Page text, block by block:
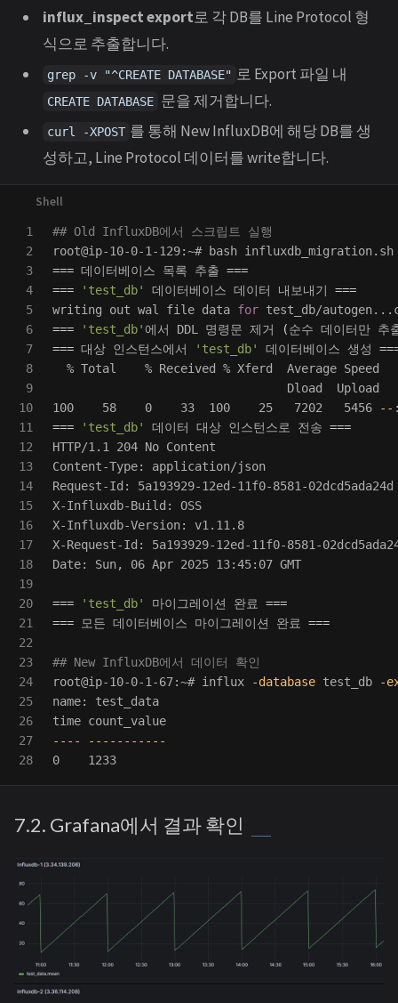
influx_inspect export로 각 DB를 Line Protocol 형
식으로 추출합니다.
grep -v "^CREATE DATABASE" 로 Export 파일 내
CREATE DATABASE 문을 제거합니다.
curl -XPOST 를 통해 New InfluxDB에 해당 DB를 생
성하고, Line Protocol 데이터를 write합니다.
1
2
3
4
5
6
7
8
9
10
11
12
13
14
15
16
17
18
19
20
21
22
23
24
25
26
27
## Old InfluxDB에서 스크립트 실행
=== 데이터베이스 목록 추출 ===
===
'test_db' 데이터베이스 데이터 내보내기 ===
writing out wal file data for
===
'test_db' 에서 DDL 명령문 제거 (순수 데이터만 추
=== 대상 인스턴스에서 'test_db' 데이터베이스 생성
% Total    % Received % Xferd  Average Speed
Dload  Upload
100    58    0    33  100    25   7202   5456
--
===
'test_db' 데이터 대상 인스턴스로 전송 ===
HTTP/1.1 204 No Content
Content-Type: application/json
Request-Id: 5a193929-12ed-11f0-8581-02dcd5ada24d
X-Influxdb-Build: OSS
X-Influxdb-Version: v1.11.8
X-Request-Id: 5a193929-12ed-11f0-8581-
Date: Sun, 06 Apr 2025 13:45:07 GMT
=== 'test_db' 마이그레이션 완료 ===
=== 모든 데이터베이스 마이그레이션 완료 ===
## New InfluxDB에서 데이터 확인
root@ip-10-0-1-67:~# influx
-database test_db
-
time
----
-----------
7.2. Grafana에서 결과 확인